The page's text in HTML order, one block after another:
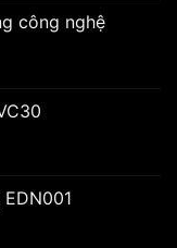
công nghệ